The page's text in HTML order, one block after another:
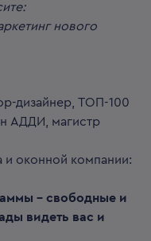
нового
дизайнер, ТОП-100
АДДИ, магистр
и оконной компании:
– свободные и
видеть вас и